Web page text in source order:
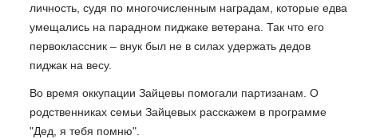
личность, судя по многочисленным наградам, которые едва
умещались на парадном пиджаке ветерана. Так что его
первоклассник – внук был не в силах удержать дедов
пиджак на весу.
Во время оккупации Зайцевы помогали партизанам. О
родственниках семьи Зайцевых расскажем в программе
"Дед, я тебя помню".